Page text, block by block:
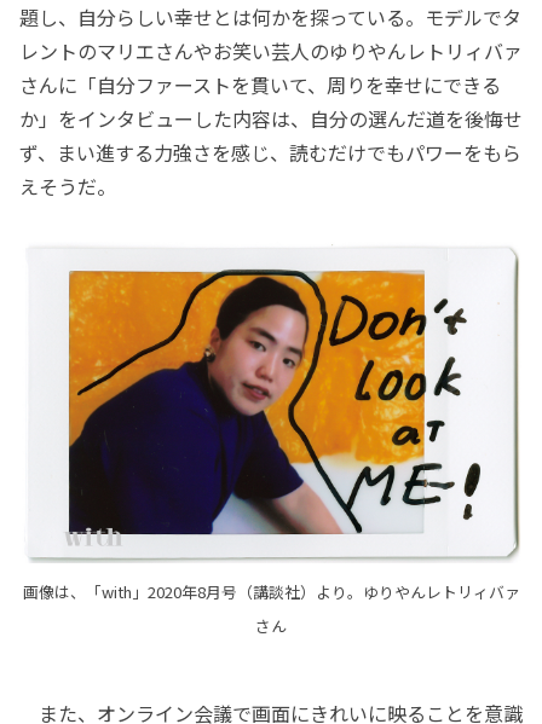
題し、自分らしい幸せとは何かを探っている。モデルでタ
レントのマリエさんやお笑い芸人のゆりやんレトリィバァ
さんに「自分ファーストを貫いて、周りを幸せにできる
か」をインタビューした内容は、自分の選んだ道を後悔せ
ず、まい進する力強さを感じ、読むだけでもパワーをもら
えそうだ。
画像は、「with」2020年8月号（講談社）より。ゆりやんレトリィバァ
さん
また、オンライン会議で画面にきれいに映ることを意識